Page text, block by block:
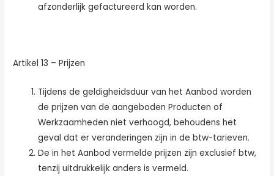
afzonderlijk gefactureerd kan worden.
Artikel 13 – Prijzen
Tijdens de geldigheidsduur van het Aanbod worden
de prijzen van de aangeboden Producten of
Werkzaamheden niet verhoogd, behoudens het
geval dat er veranderingen zijn in de btw-tarieven.
De in het Aanbod vermelde prijzen zijn exclusief btw,
tenzij uitdrukkelijk anders is vermeld.